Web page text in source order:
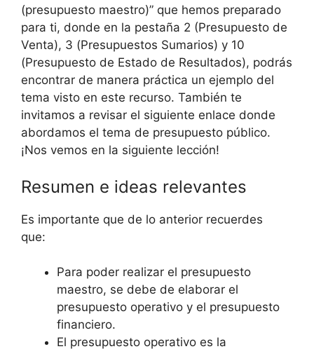
(presupuesto maestro)” que hemos preparado
para ti, donde en la pestaña 2 (Presupuesto de
Venta), 3 (Presupuestos Sumarios) y 10
(Presupuesto de Estado de Resultados), podrás
encontrar de manera práctica un ejemplo del
tema visto en este recurso. También te
invitamos a revisar el siguiente enlace donde
abordamos el tema de presupuesto público.
¡Nos vemos en la siguiente lección!
Resumen e ideas relevantes
Es importante que de lo anterior recuerdes
que:
Para poder realizar el presupuesto
maestro, se debe de elaborar el
presupuesto operativo y el presupuesto
financiero.
El presupuesto operativo es la